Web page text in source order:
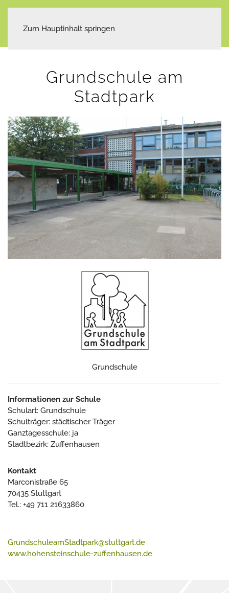
Zum Hauptinhalt springen
Grundschule am
Stadtpark
Grundschule
Informationen zur Schule
Schulart: Grundschule
Schulträger: städtischer Träger
Ganztagesschule: ja
Stadtbezirk: Zuffenhausen
Kontakt
Marconistraße 65
70435 Stuttgart
Tel.: +49 711 21633860
GrundschuleamStadtpark@stuttgart.de
www.hohensteinschule-zuffenhausen.de